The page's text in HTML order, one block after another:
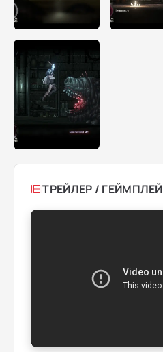
ТРЕЙЛЕР / ГЕЙМПЛЕЙ